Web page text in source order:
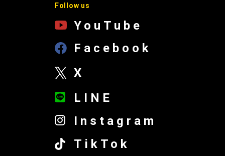
Follow us
YouTube
Facebook
X
LINE
Instagram
TikTok